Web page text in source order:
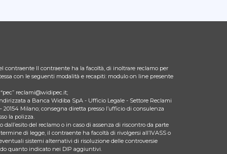
Il contraente ha la facoltà, di inoltrare reclamo per
con le seguenti modalità e recapiti: modulo on line presente
reclami@widipec.it;
a Banca Widiba SpA - Ufficio Legale - Settore Reclami
20154 Milano; consegna diretta presso l’ufficio di consulenza
la polizza.
dall’esito del reclamo o in caso di assenza di riscontro da parte
di legge, il contraente ha facoltà di rivolgersi all’IVASS o
sistemi alternativi di risoluzione delle controversie
quanto indicato nei DIP aggiuntivi.